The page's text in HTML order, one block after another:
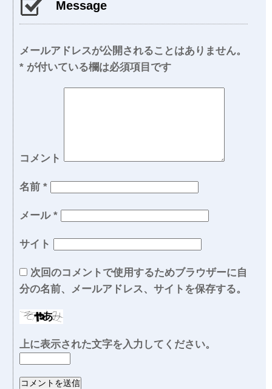
Message
メールアドレスが公開されることはありません。
* が付いている欄は必須項目です
コメント
名前 *
メール *
サイト
次回のコメントで使用するためブラウザーに自
分の名前、メールアドレス、サイトを保存する。
上に表示された文字を入力してください。